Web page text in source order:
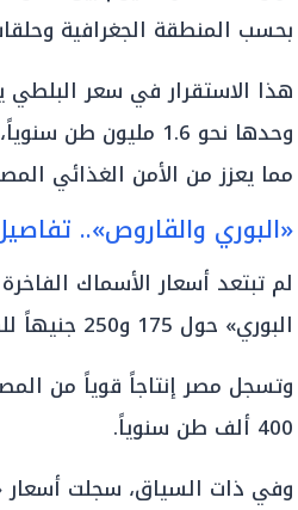
بحسب المنطقة الجغرافية
هذا الاستقرار في سعر
مما يعزز من الأمن الغذائي
«البوري والقاروص»..
لم تبتعد أسعار الأسماك
البوري» حول 175 و250 جنيهاً للكيلو.
وتسجل مصر إنتاجاً قوياً من
400 ألف طن سنوياً.